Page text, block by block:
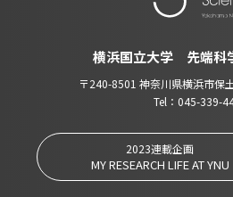
横浜国立大学 先端科
〒240-8501 神奈川県横浜市保
Tel：045-339-
2023連載企画
MY RESEARCH LIFE AT YNU